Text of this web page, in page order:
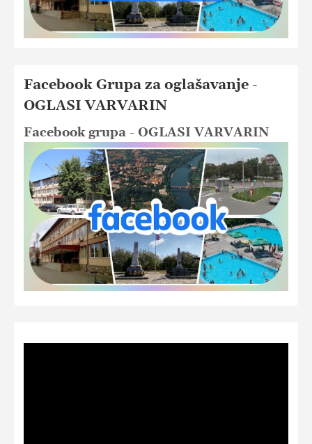
Facebook Grupa za oglašavanje -
OGLASI VARVARIN
Facebook grupa - OGLASI VARVARIN